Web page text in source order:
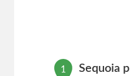
1 Sequoia